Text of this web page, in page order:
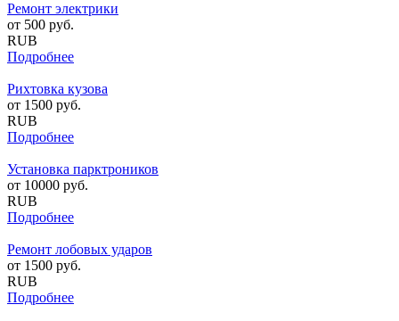
Ремонт электрики
от 500 руб.
RUB
Подробнее
Рихтовка кузова
от 1500 руб.
RUB
Подробнее
Установка парктроников
от 10000 руб.
RUB
Подробнее
Ремонт лобовых ударов
от 1500 руб.
RUB
Подробнее